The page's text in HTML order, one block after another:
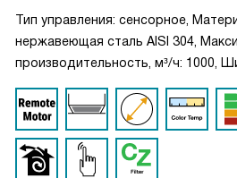
Тип управления: сенсорное,
нержавеющая сталь AISI 304,
производительность, м³/ч: 1000,